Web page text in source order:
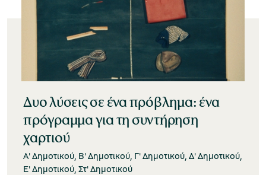
Δυο λύσεις σε ένα πρόβλημα: ένα
πρόγραμμα για τη συντήρηση
χαρτιού
Α' Δημοτικού, Β' Δημοτικού, Γ' Δημοτικού, Δ' Δημοτικού,
Ε' Δημοτικού, Στ' Δημοτικού